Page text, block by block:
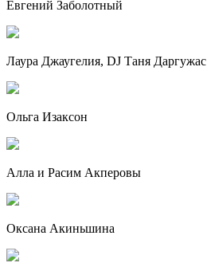
Евгений Заболотный
Лаура Джаугелия, DJ Таня Даргужас
Ольга Изаксон
Алла и Расим Акперовы
Оксана Акиньшина